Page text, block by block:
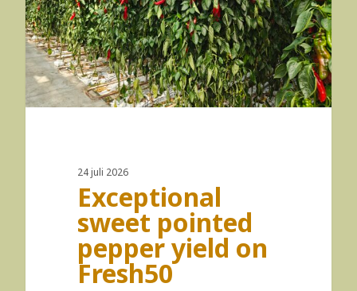
24 juli 2026
Exceptional
sweet pointed
pepper yield on
Fresh50